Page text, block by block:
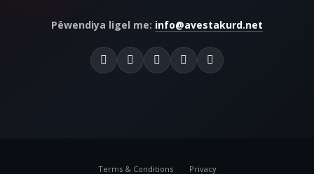
Pêwendiya ligel me: info@avestakurd.net
Terms & Conditions Privacy